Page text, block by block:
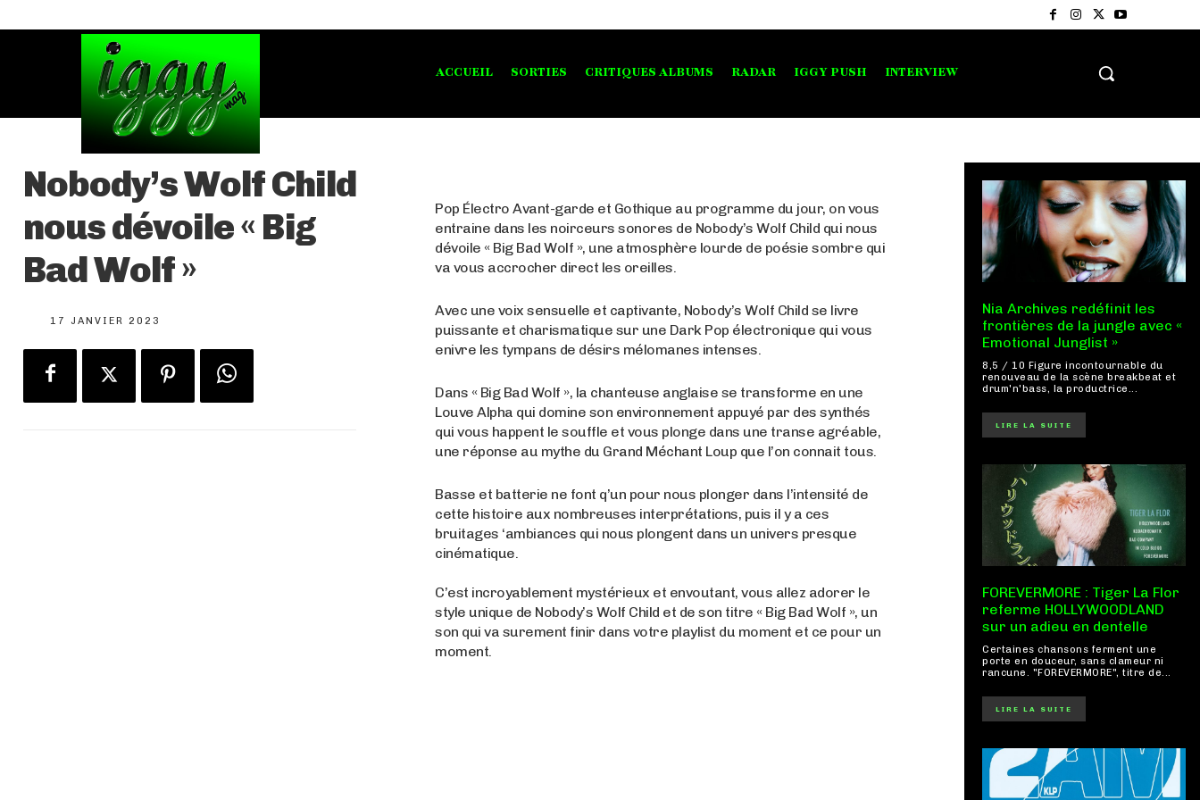
ACCUEIL SORTIES CRITIQUES ALBUMS RADAR IGGY PUSH INTERVIEW
Nobody’s Wolf Child
nous dévoile « Big
Bad Wolf »
17 JANVIER 2023
Pop Électro Avant-garde et Gothique au programme du jour, on vous
entraine dans les noirceurs sonores de Nobody’s Wolf Child qui nous
dévoile « Big Bad Wolf », une atmosphère lourde de poésie sombre qui
va vous accrocher direct les oreilles.
Avec une voix sensuelle et captivante, Nobody’s Wolf Child se livre
puissante et charismatique sur une Dark Pop électronique qui vous
enivre les tympans de désirs mélomanes intenses.
Dans « Big Bad Wolf », la chanteuse anglaise se transforme en une
Louve Alpha qui domine son environnement appuyé par des synthés
qui vous happent le souffle et vous plonge dans une transe agréable,
une réponse au mythe du Grand Méchant Loup que l’on connait tous.
Basse et batterie ne font q’un pour nous plonger dans l’intensité de
cette histoire aux nombreuses interprétations, puis il y a ces
bruitages ‘ambiances qui nous plongent dans un univers presque
cinématique.
C’est incroyablement mystérieux et envoutant, vous allez adorer le
style unique de Nobody’s Wolf Child et de son titre « Big Bad Wolf », un
son qui va surement finir dans votre playlist du moment et ce pour un
moment.
Nia Archives redéfinit les
frontières de la jungle avec «
Emotional Junglist »
8,5 / 10 Figure incontournable du
renouveau de la scène breakbeat et
drum'n'bass, la productrice...
LIRE LA SUITE
FOREVERMORE : Tiger La Flor
referme HOLLYWOODLAND
sur un adieu en dentelle
Certaines chansons ferment une
porte en douceur, sans clameur ni
rancune. "FOREVERMORE", titre de...
LIRE LA SUITE